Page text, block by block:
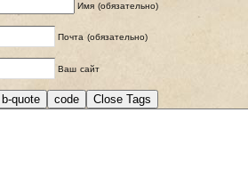
Имя (обязательно)
Почта (обязательно)
Ваш сайт